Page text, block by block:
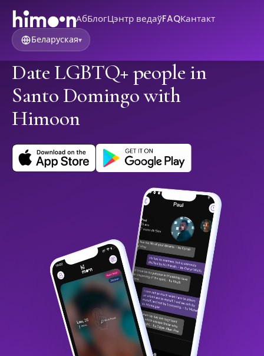
АбБлогЦэнтр ведаўFAQКантакт
Беларуская▾
Date LGBTQ+ people in
Santo Domingo with
Himoon